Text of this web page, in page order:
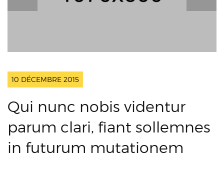
10 DÉCEMBRE 2015
Qui nunc nobis videntur
parum clari, fiant sollemnes
in futurum mutationem